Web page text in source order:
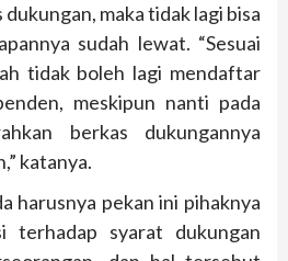
maka tidak lagi bisa
sudah lewat. “Sesuai
tidak boleh lagi mendaftar
meskipun nanti pada
berkas dukungannya
katanya.
harusnya pekan ini pihaknya
terhadap syarat dukungan